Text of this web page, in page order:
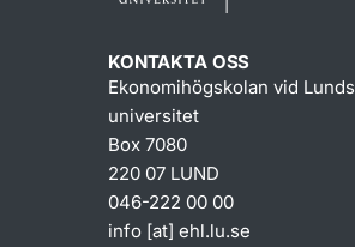
KONTAKTA OSS
Ekonomihögskolan vid Lunds
universitet
Box 7080
220 07 LUND
046-222 00 00
info [at] ehl.lu.se